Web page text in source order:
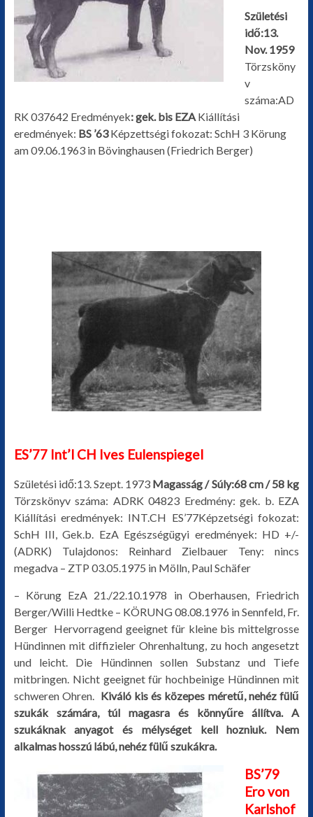
Születési
idő:13.
Nov. 1959
Törzsköny
v
száma:AD
RK 037642 Eredmények: gek. bis EZAKiállítási
eredmények: BS ’63Képzettségi fokozat: SchH 3 Körung
am 09.06.1963 in Bövinghausen (Friedrich Berger)
ES’77 Int’l CH Ives Eulenspiegel
Születési idő:13. Szept. 1973 Magasság / Súly:68 cm / 58 kg
Törzskönyv száma: ADRK 04823 Eredmény: gek. b. EZA
Kiállítási eredmények: INT.CH ES’77Képzetségi fokozat:
SchH III, Gek.b. EzA Egészségügyi eredmények: HD +/-
(ADRK) Tulajdonos: Reinhard Zielbauer Teny: nincs
megadva – ZTP 03.05.1975 in Mölln, Paul Schäfer
– Körung EzA 21./22.10.1978 in Oberhausen, Friedrich
Berger/Willi Hedtke – KÖRUNG 08.08.1976 in Sennfeld, Fr.
Berger Hervorragend geeignet für kleine bis mittelgrosse
Hündinnen mit diffizieler Ohrenhaltung, zu hoch angesetzt
und leicht. Die Hündinnen sollen Substanz und Tiefe
mitbringen. Nicht geeignet für hochbeinige Hündinnen mit
schweren Ohren. Kiváló kis és közepes méretű, nehéz fülű
szukák számára, túl magasra és könnyűre állítva. A
szukáknak anyagot és mélységet kell hozniuk. Nem
alkalmas hosszú lábú, nehéz fülű szukákra.
BS’79
Ero von
Karlshof